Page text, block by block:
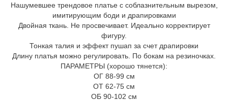
Нашумевшее трендовое платье с соблазнительным вырезом,
имитирующим боди и драпировками
Двойная ткань. Не просвечивает. Идеально корректирует
фигуру.
Тонкая талия и эффект пушап за счет драпировки
Длину платья можно регулировать. По бокам на резиночках.
ПАРАМЕТРЫ (хорошо тянется):
ОГ 88-99 см
ОТ 62-75 см
ОБ 90-102 см